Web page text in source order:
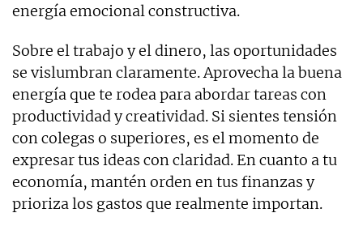
energía emocional constructiva.
Sobre el trabajo y el dinero, las oportunidades
se vislumbran claramente. Aprovecha la buena
energía que te rodea para abordar tareas con
productividad y creatividad. Si sientes tensión
con colegas o superiores, es el momento de
expresar tus ideas con claridad. En cuanto a tu
economía, mantén orden en tus finanzas y
prioriza los gastos que realmente importan.